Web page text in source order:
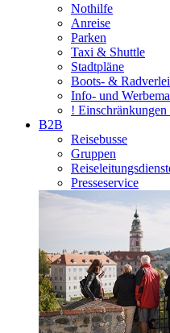
Nothilfe
Anreise
Parken
Taxi & Shuttle
Stadtpläne
Boots- &
Info- und
!
B2B
Reisebusse
Gruppen
Presseservice